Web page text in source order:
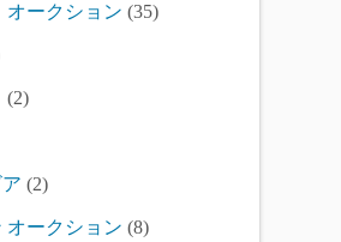
オークション (35)
(2)
(2)
オークション (8)